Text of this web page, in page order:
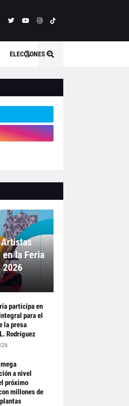
ELECCIONES
la Feria
2026
participa en
para el
la presa
Rodríguez
a nivel
próximo
millones de